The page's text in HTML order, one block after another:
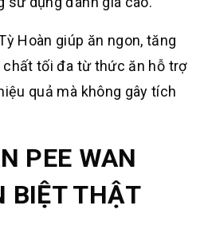
Hoàn giúp ăn ngon, tăng
tối đa từ thức ăn hỗ trợ
quả mà không gây tích
PEE WAN
BIỆT THẬT